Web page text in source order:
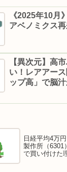
《2025年10月
アベノミクス再
【異次元】高
い！レアアー
ップ高」で脳
日経平均4万
製作所（6301
で買い付けた